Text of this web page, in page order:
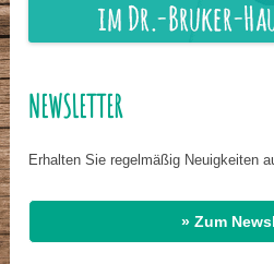
NEWSLETTER
Erhalten Sie regelmäßig Neuigkeiten
» Zum